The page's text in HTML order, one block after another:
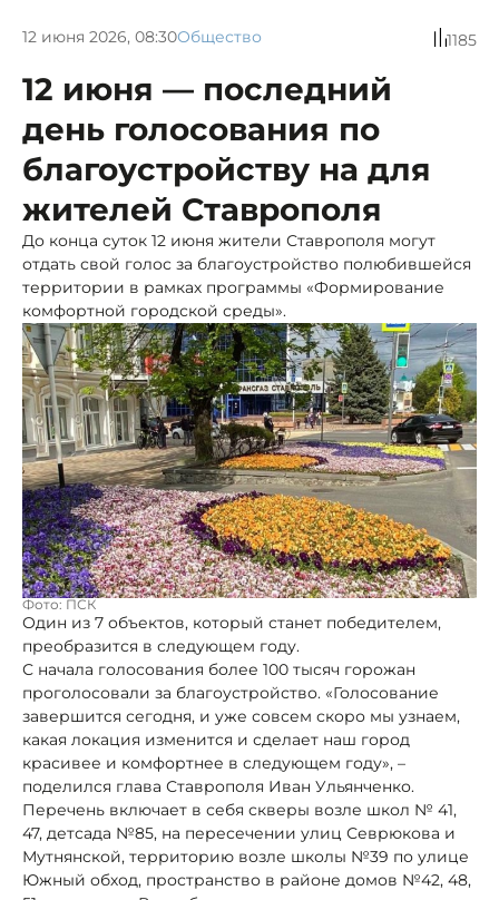
12 июня 2026, 08:30Общество 1185
12 июня — последний
день голосования по
благоустройству на для
жителей Ставрополя
До конца суток 12 июня жители Ставрополя могут
отдать свой голос за благоустройство полюбившейся
территории в рамках программы «Формирование
комфортной городской среды».
Фото: ПСК
Один из 7 объектов, который станет победителем,
преобразится в следующем году.
С начала голосования более 100 тысяч горожан
проголосовали за благоустройство. «Голосование
завершится сегодня, и уже совсем скоро мы узнаем,
какая локация изменится и сделает наш город
красивее и комфортнее в следующем году», –
поделился глава Ставрополя Иван Ульянченко.
Перечень включает в себя скверы возле школ № 41,
47, детсада №85, на пересечении улиц Севрюкова и
Мутнянской, территорию возле школы №39 по улице
Южный обход, пространство в районе домов №42, 48,